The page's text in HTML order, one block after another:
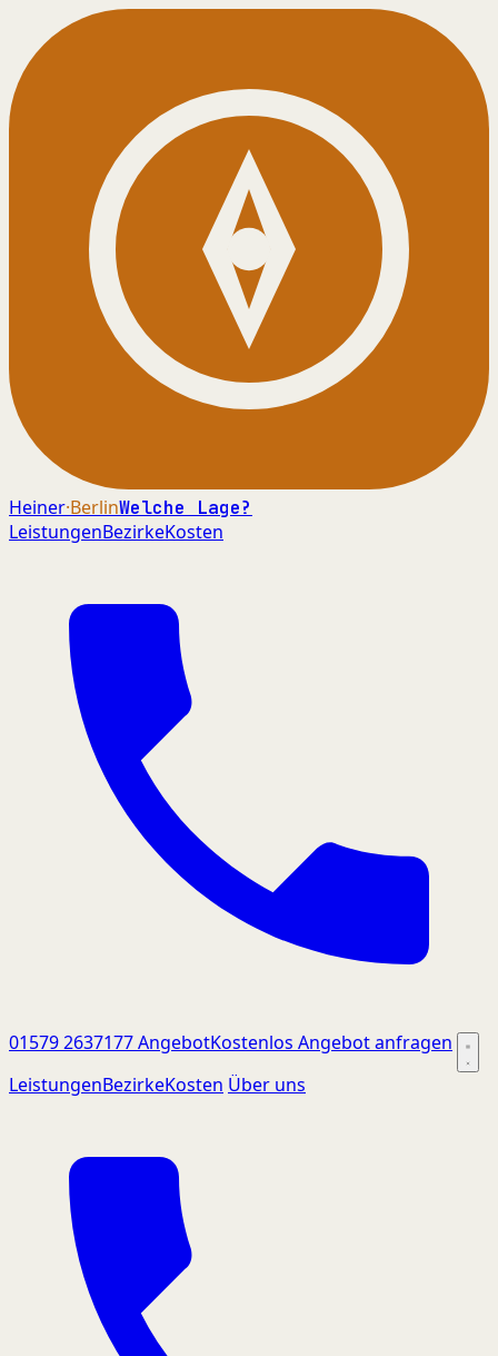
Heiner·BerlinWelche Lage?
LeistungenBezirkeKosten
01579 2637177AngebotKostenlos Angebot anfragen
LeistungenBezirkeKosten Über uns